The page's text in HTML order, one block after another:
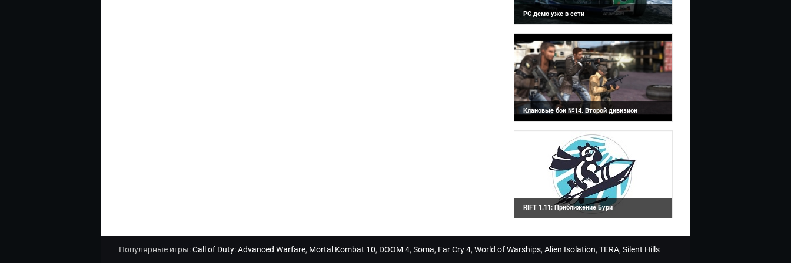
PC демо уже в сети
Хорошая новость для игроков ПК и фанатов
Operation 7
Клановые бои №14. Второй дивизион
Rift
RIFT 1.11: Приближение Бури
Популярные игры:Call of Duty: Advanced Warfare, Mortal Kombat 10, DOOM 4, Soma, Far Cry 4, World of Warships, Alien Isolation, TERA, Silent Hills